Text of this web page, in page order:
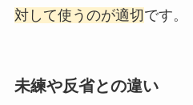
対して使うのが適切です。
未練や反省との違い